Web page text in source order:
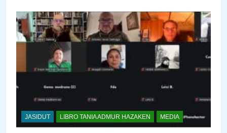
JASIDUT LIBRO TANIA ADMUR HAZAKEN MEDIA